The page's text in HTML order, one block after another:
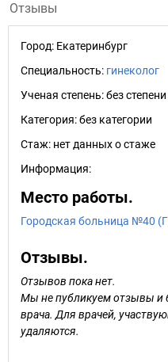
Отзывы
Город: Екатеринбург
Специальность: гинеколог
Ученая степень:без степени
Категория:без категории
Стаж: нет данных о стаже
Информация:
Место работы.
Городская больница №40
Отзывы.
Отзывов пока нет.
Мы не публикуем отзывы и
врача. Для врачей,
удаляются.